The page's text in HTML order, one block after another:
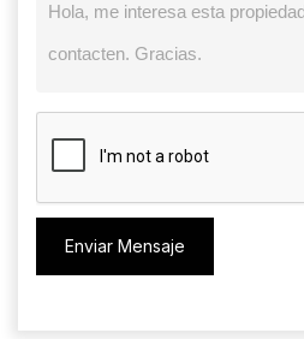
Enviar Mensaje